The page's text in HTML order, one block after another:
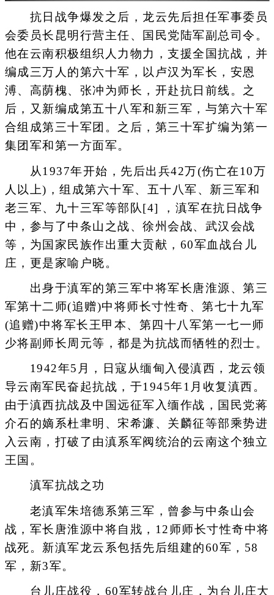
抗日战争爆发之后，龙云先后担任军事委员
会委员长昆明行营主任、国民党陆军副总司令。
他在云南积极组织人力物力，支援全国抗战，并
编成三万人的第六十军，以卢汉为军长，安恩
溥、高荫槐、张冲为师长，开赴抗日前线。之
后，又新编成第五十八军和新三军，与第六十军
合组成第三十军团。之后，第三十军扩编为第一
集团军和第一方面军。
从1937年开始，先后出兵42万(伤亡在10万
人以上)，组成第六十军、五十八军、新三军和
老三军、九十三军等部队[4] ，滇军在抗日战争
中，参与了中条山之战、徐州会战、武汉会战
等，为国家民族作出重大贡献，60军血战台儿
庄，更是家喻户晓。
出身于滇军的第三军中将军长唐淮源、第三
军第十二师(追赠)中将师长寸性奇、第七十九军
(追赠)中将军长王甲本、第四十八军第一七一师
少将副师长周元等，都是为抗战而牺牲的烈士。
1942年5月，日寇从缅甸入侵滇西，龙云领
导云南军民奋起抗战，于1945年1月收复滇西。
由于滇西抗战及中国远征军入缅作战，国民党蒋
介石的嫡系杜聿明、宋希濂、关麟征等部乘势进
入云南，打破了由滇系军阀统治的云南这个独立
王国。
滇军抗战之功
老滇军朱培德系第三军，曾参与中条山会
战，军长唐淮源中将自戕，12师师长寸性奇中将
战死。新滇军龙云系包括先后组建的60军，58
军，新3军。
台儿庄战役，60军转战台儿庄，为台儿庄大